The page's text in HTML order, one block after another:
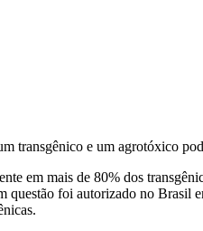
e um agrotóxico
em mais de 80% dos
foi autorizado no Brasil